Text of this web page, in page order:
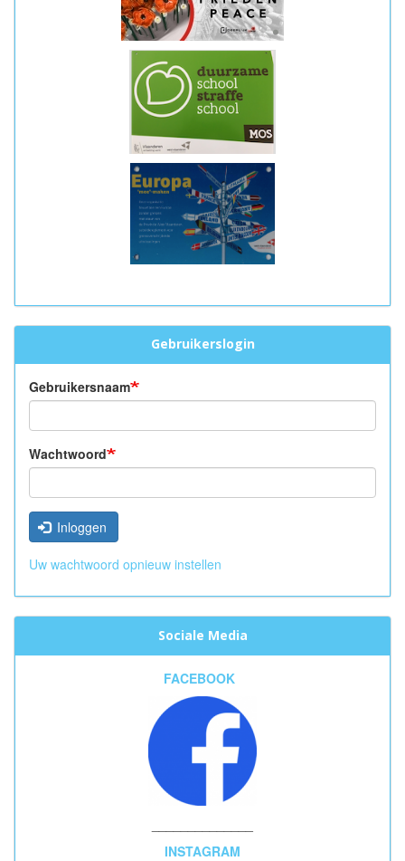
Gebruikerslogin
Gebruikersnaam
Wachtwoord
Inloggen
Uw wachtwoord opnieuw instellen
Sociale Media
FACEBOOK
INSTAGRAM